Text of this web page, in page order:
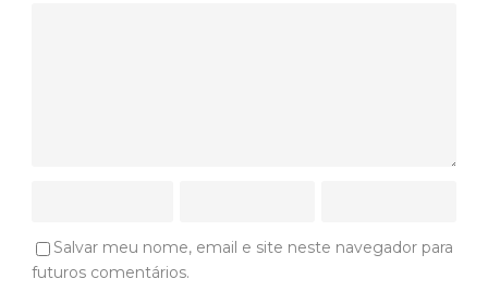
Salvar meu nome, email e site neste navegador para
futuros comentários.